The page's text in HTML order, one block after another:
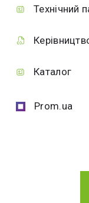
Технічний
Каталог
Prom.ua